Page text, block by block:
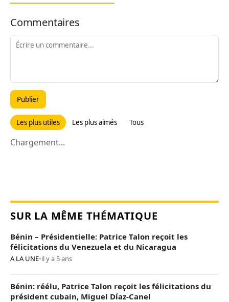
Commentaires
Publier
Les plus utiles Les plus aimés Tous
Chargement...
SUR LA MÊME THÉMATIQUE
Bénin – Présidentielle: Patrice Talon reçoit les
félicitations du Venezuela et du Nicaragua
A LA UNE•il y a 5 ans
Bénin: réélu, Patrice Talon reçoit les félicitations du
président cubain, Miguel Díaz-Canel